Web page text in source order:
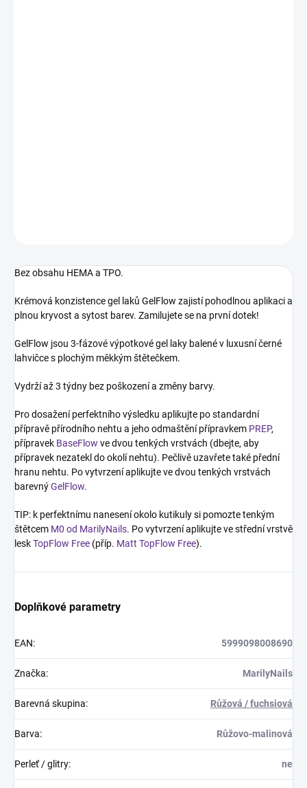
Bez obsahu HEMA a TPO.
Krémová konzistence gel laků GelFlow zajistí pohodlnou aplikaci a
plnou kryvost a sytost barev. Zamilujete se na první dotek!
GelFlow jsou 3-fázové výpotkové gel laky balené v luxusní černé
lahvičce s plochým měkkým štětečkem.
Vydrží až 3 týdny bez poškození a změny barvy.
Pro dosažení perfektního výsledku aplikujte po standardní
přípravě přírodního nehtu a jeho odmaštění přípravkem PREP,
přípravek BaseFlow ve dvou tenkých vrstvách (dbejte, aby
přípravek nezatekl do okolí nehtu). Pečlivě uzavřete také přední
hranu nehtu. Po vytvrzení aplikujte ve dvou tenkých vrstvách
barevnýGelFlow.
TIP: k perfektnímu nanesení okolo kutikuly si pomozte tenkým
štětcem M0 od MarilyNails. Po vytvrzení aplikujte ve střední vrstvě
leskTopFlow Free (příp. Matt TopFlow Free).
Doplňkové parametry
EAN: 5999098008690
Značka: MarilyNails
Barevná skupina: Růžová / fuchsiová
Barva: Růžovo-malinová
Perleť / glitry: ne